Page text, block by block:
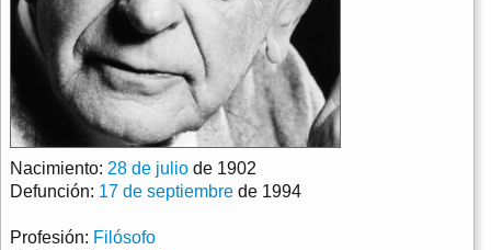
Nacimiento: 28 de julio de 1902
Defunción: 17 de septiembre de 1994
Profesión: Filósofo